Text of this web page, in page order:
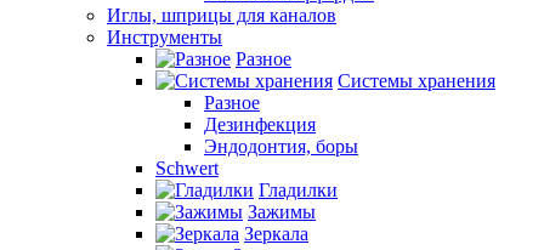
Иглы, шприцы для каналов
Инструменты
Разное
Системы хранения
Разное
Дезинфекция
Эндодонтия, боры
Schwert
Гладилки
Зажимы
Зеркала